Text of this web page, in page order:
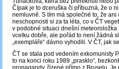
Čípak je to dceruška či příbuzná, že o
nemluvně. S tím má společné to, že
neschopnosti si za ta léta, co v ČT
v podobné situaci dnešní
vcelku dobře, ale pořád to není žádná
„exempláře“ dávno vyhodili. V ČT, jak
ČT se stala pod vedením exkomunisty
to na konci roku 1989 „prasklo“,